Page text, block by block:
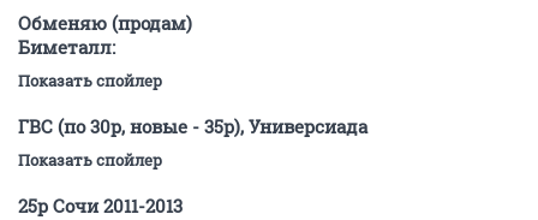
Обменяю (продам)
Биметалл:
Показать спойлер
ГВС (по 30р, новые - 35р), Универсиада
Показать спойлер
25р Сочи 2011-2013